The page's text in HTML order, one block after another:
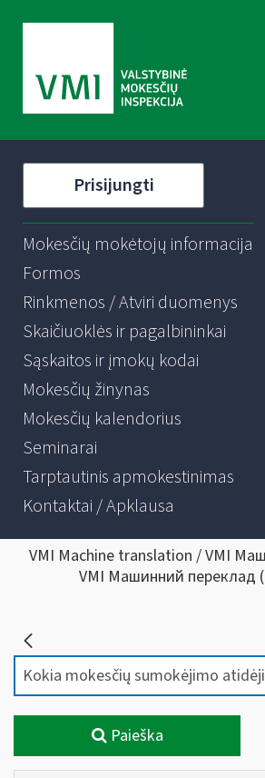
Prisijungti
Mokesčių mokėtojų informacija
Formos
Rinkmenos / Atviri duomenys
Skaičiuoklės ir pagalbininkai
Sąskaitos ir įmokų kodai
Mokesčių žinynas
Mokesčių kalendorius
Seminarai
Tarptautinis apmokestinimas
Kontaktai / Apklausa
VMI Machine translation / VMI
VMI Машинний переклад (
Paieška